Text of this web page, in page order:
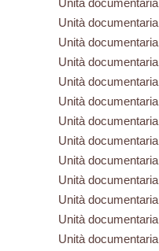
Unità documentaria
Unità documentaria
Unità documentaria
Unità documentaria
Unità documentaria
Unità documentaria
Unità documentaria
Unità documentaria
Unità documentaria
Unità documentaria
Unità documentaria
Unità documentaria
Unità documentaria